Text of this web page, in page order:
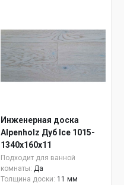
Инженерная доска
Alpenholz Дуб Ice 1015-
1340х160х11
Подходит для ванной
комнаты: Да
Толщина доски: 11 мм